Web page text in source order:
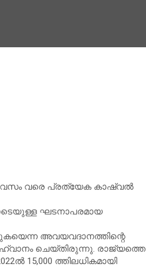
വരെ പ്രത്യേക കാഷ്വല്‍
ഘടനാപരമായ
അവയവദാനത്തിന്റെ
ചെയ്തിരുന്നു. രാജ്യത്തെ
15,000 ത്തിലധികമായി